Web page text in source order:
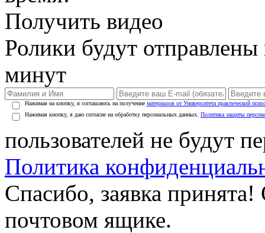
Получить видео
Ролики будут
минут
Нажимая на кнопку, я соглашаюсь на получение материалов от Университета практической
Нажимая кнопку, я даю согласие на обработку персональных данных. Политика защиты
пользователей не будут
Политика
Спасибо, заявка
почтовом ящике.